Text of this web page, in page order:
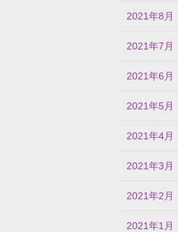
2021年8月
2021年7月
2021年6月
2021年5月
2021年4月
2021年3月
2021年2月
2021年1月